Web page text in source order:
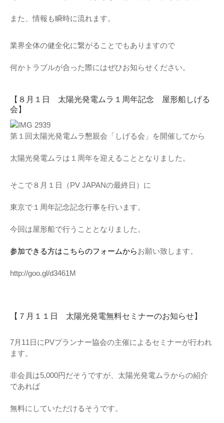
また、情報も瞬時に流れます。
業界全体の健全化に繋がることでもありますので
何かトラブルが合った際にはぜひお知らせください。
【８月１日 太陽光発電ムラ１周年記念 屋形船しげる
会】
第１回太陽光発電ムラ懇親会「しげる会」を開催してから
太陽光発電ムラは１周年を迎えることとなりました。
そこで８月１日（PV JAPANの最終日）に
東京で１周年記念記念行事を行います。
今回は屋形船で行うこととなりました。
参加できる方はこちらのフォームからお願い致します。
http://goo.gl/d3461M
【７月１１日 太陽光発電無料セミナーのお知らせ】
7月11日にPVプランナー協会の主催によるセミナーが行われ
ます。
非会員は5,000円だそうですが、太陽光発電ムラからの紹介
であれば
無料にしていただけるそうです。